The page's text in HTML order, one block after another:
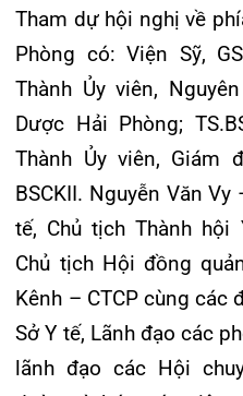
tịch Hội Phổi Việt Nam,
Hồ Chí Minh – Nguyên
Bệnh viện Chợ Rẫy;
Nguyên Phó Hiệu trưởng
Phòng – Trưởng Văn
Việt Nam tại Hải Phòng…
Cổ phần Hàng Kênh và
tế Hải Phòng có: ông
tịch Hội đồng quản trị,
Công ty Hàng Kênh –
Thanh Hồi – Phó Tổng
Hàng Kênh, Giám đốc điều
khoa Quốc tế Hải Phòng
đến từ các bệnh viện